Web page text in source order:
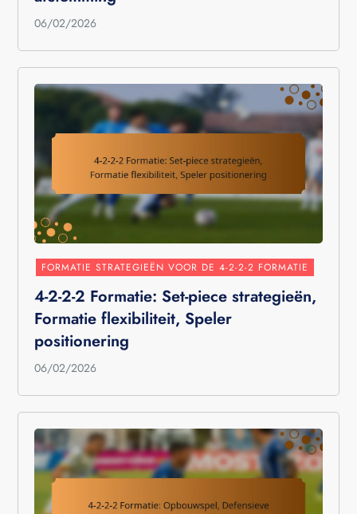
06/02/2026
FORMATIE STRATEGIEËN VOOR DE 4-2-2-2 FORMATIE
4-2-2-2 Formatie: Set-piece strategieën,
Formatie flexibiliteit, Speler
positionering
06/02/2026